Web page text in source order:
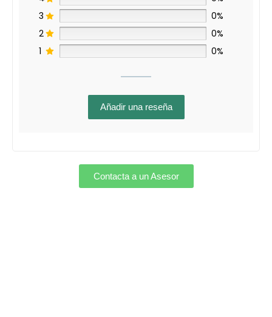
3
0%
2
0%
1
0%
Añadir una reseña
Contacta a un Asesor